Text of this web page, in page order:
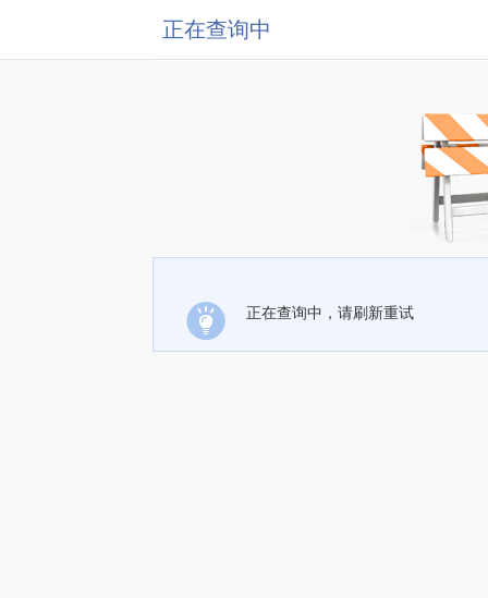
正在查询中
正在查询中，请刷新重试